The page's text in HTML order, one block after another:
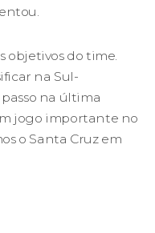
objetivos do time.
na Sul-
na última
jogo importante no
o Santa Cruz em